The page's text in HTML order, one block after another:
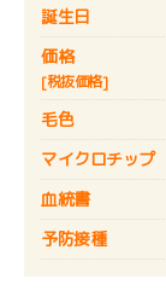
誕生日
価格
[税抜価格]
毛色
マイクロチップ
血統書
予防接種